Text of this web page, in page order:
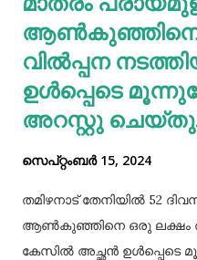
ആണ്‍കുഞ്ഞിനെ
വില്‍പ്പന
ഉള്‍പ്പെടെ
അറസ്റ്റു
സെപ്റ്റംബർ 15, 2024
തമിഴനാട് തേനിയില്‍ 52
ആണ്‍കുഞ്ഞിനെ ഒരു ലക്ഷം
കേസില്‍ അച്ഛൻ ഉള്‍പ്പെടെ